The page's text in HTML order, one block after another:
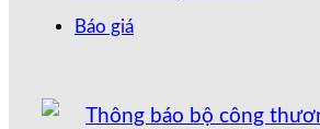
Báo giá